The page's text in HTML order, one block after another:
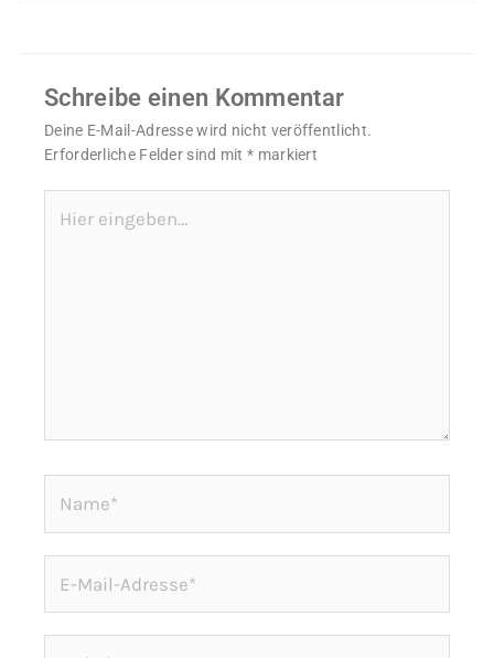
Schreibe einen Kommentar
Deine E-Mail-Adresse wird nicht veröffentlicht.
Erforderliche Felder sind mit* markiert
eingeben…
Mail-
Adresse*